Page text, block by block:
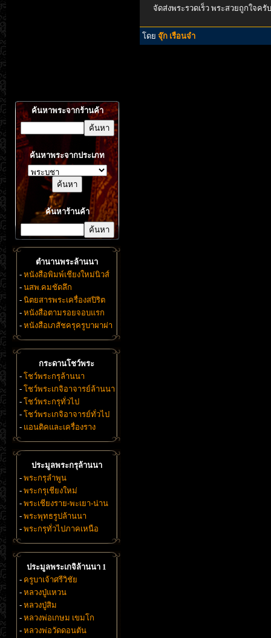
ค้นหาพระจากร้านค้า
ค้นหาพระจากประเภท
ค้นหาร้านค้า
ตำนานพระล้านนา
- หนังสือพิมพ์เชียงใหม่นิวส์
- นสพ.คมชัดลึก
- นิตยสารพระเครื่องสปิริต
- หนังสือตามรอยจอบแรก
- หนังสือเภสัชครุครูบาผาผ่า
กระดานโชว์พระ
- โชว์พระกรุล้านนา
- โชว์พระเกจิอาจารย์ล้านนา
- โชว์พระกรุทั่วไป
- โชว์พระเกจิอาจารย์ทั่วไป
- แอนติคและเครื่องราง
ประมูลพระกรุล้านนา
- พระกรุลำพูน
- พระกรุเชียงใหม่
- พระเชียงราย-พะเยา-น่าน
- พระพุทธรูปล้านนา
- พระกรุทั่วไปภาคเหนือ
ประมูลพระเกจิล้านนา 1
- ครูบาเจ้าศรีวิชัย
- หลวงปู่แหวน
- หลวงปู่สิม
- หลวงพ่อเกษม เขมโก
- หลวงพ่อวัดดอนตัน
จัดส่งพระรวดเร็ว พระสวยถูกใจครั
โดย จุ๊ก เรือนจำ